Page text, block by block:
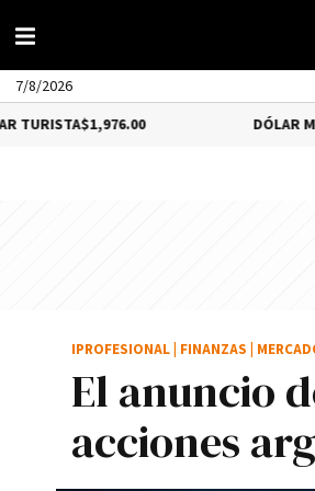
7/8/2026
$1,976.00 DÓLAR MEP4.35%
El anuncio
acciones
IPROFESIONAL FINANZAS